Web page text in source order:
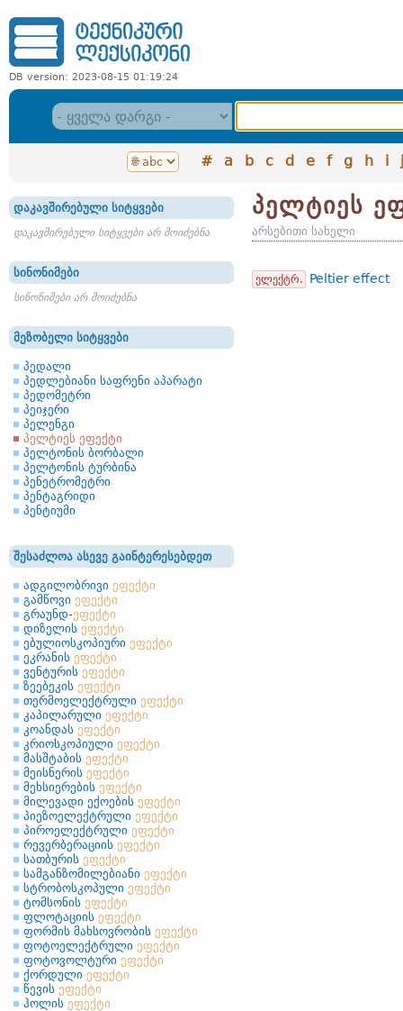
DB version: 2023-08-15 01:19:24
# a b c d e f g h i j
დაკავშირებული სიტყვები
დაკავშირებული სიტყვები არ მოიძებნა
სინონიმები
სინონიმები არ მოიძებნა
მეზობელი სიტყვები
პედალი
პედლებიანი საფრენი აპარატი
პედომეტრი
პეიჯერი
პელენგი
პელტიეს ეფექტი
პელტონის ბორბალი
პელტონის ტურბინა
პენეტრომეტრი
პენტაგრიდი
პენტიუმი
შესაძლოა ასევე გაინტერესებდეთ
ადგილობრივი ეფექტი
გამწოვი ეფექტი
გრაუნდ-ეფექტი
დიზელის ეფექტი
ებულიოსკოპიური ეფექტი
ეკრანის ეფექტი
ვენტურის ეფექტი
ზეებეკის ეფექტი
თერმოელექტრული ეფექტი
კაპილარული ეფექტი
კოანდას ეფექტი
კრიოსკოპიული ეფექტი
მასშტაბის ეფექტი
მეისნერის ეფექტი
მეხსიერების ეფექტი
მილევადი ექოების ეფექტი
პიეზოელექტრული ეფექტი
პიროელექტრული ეფექტი
რევერბერაციის ეფექტი
სათბურის ეფექტი
სამგანზომილებიანი ეფექტი
სტრობოსკოპული ეფექტი
ტომსონის ეფექტი
ფლოტაციის ეფექტი
ფორმის მახსოვრობის ეფექტი
ფოტოელექტრული ეფექტი
ფოტოვოლტური ეფექტი
ქორდული ეფექტი
წევის ეფექტი
ჰოლის ეფექტი
პელტიეს
არსებითი სახელი
ელექტრ. Peltier effect